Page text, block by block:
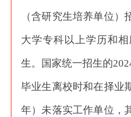
（含研究生培养单位）
大学专科以上学历和
生。国家统一招生的
毕业生离校时和在择业
年）未落实工作单位，